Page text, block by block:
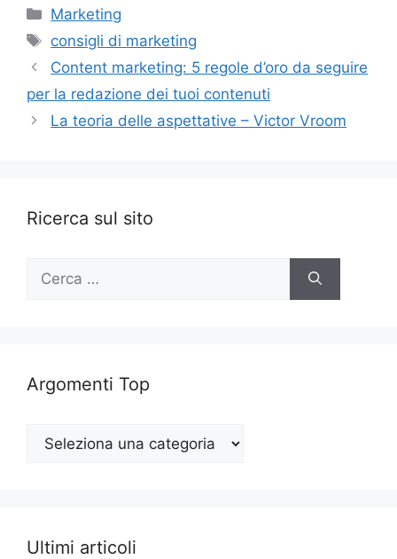
Categorie
Marketing
Tag
consigli di marketing
Content marketing: 5 regole d’oro da seguire
per la redazione dei tuoi contenuti
La teoria delle aspettative – Victor Vroom
Ricerca sul sito
per:
Argomenti Top
Argomenti
Top
Ultimi articoli